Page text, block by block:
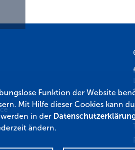
Funktion der Website
Mit Hilfe dieser Cookies kann
in der
ändern.